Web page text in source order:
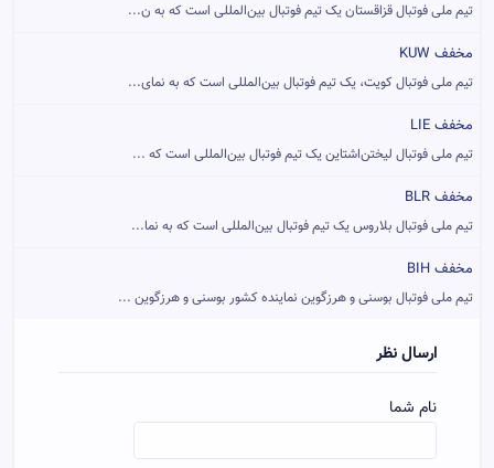
تیم ملی فوتبال قزاقستان یک تیم فوتبال بین‌المللی است که به ن...
مخفف KUW
تیم ملی فوتبال کویت، یک تیم فوتبال بین‌المللی است که به نمای...
مخفف LIE
تیم ملی فوتبال لیختن‌اشتاین یک تیم فوتبال بین‌المللی است که ...
مخفف BLR
تیم ملی فوتبال بلاروس یک تیم فوتبال بین‌المللی است که به نما...
مخفف BIH
تیم ملی فوتبال بوسنی و هرزگوین نماینده کشور بوسنی و هرزگوین ...
ارسال نظر
نام شما